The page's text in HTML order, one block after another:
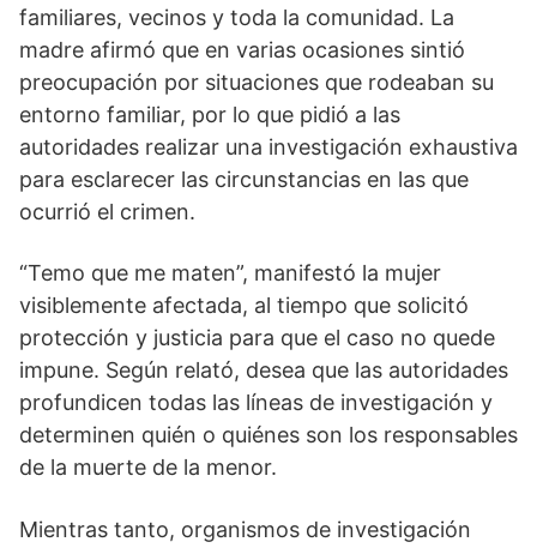
familiares, vecinos y toda la comunidad. La
madre afirmó que en varias ocasiones sintió
preocupación por situaciones que rodeaban su
entorno familiar, por lo que pidió a las
autoridades realizar una investigación exhaustiva
para esclarecer las circunstancias en las que
ocurrió el crimen.
“Temo que me maten”, manifestó la mujer
visiblemente afectada, al tiempo que solicitó
protección y justicia para que el caso no quede
impune. Según relató, desea que las autoridades
profundicen todas las líneas de investigación y
determinen quién o quiénes son los responsables
de la muerte de la menor.
Mientras tanto, organismos de investigación